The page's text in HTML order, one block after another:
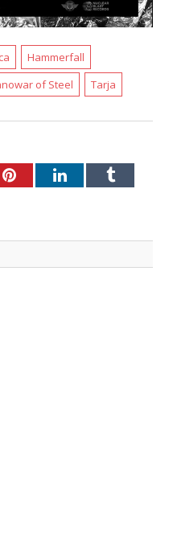
Hammerfall
of Steel Tarja
PinterestLinkedInTumblr